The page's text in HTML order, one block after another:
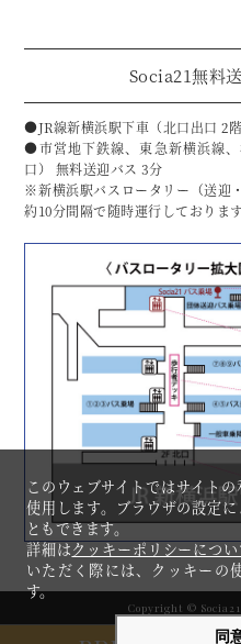
Socia21無料
●JR線新横浜駅下車（北口出口 2
●市営地下鉄線、東急新横浜線
口） 無料送迎バス 3分
※新横浜駅バスロータリー（送迎
約10分間隔で随時運行しております
Copyright ©
このウェブサイトではサイト
使用します。ブラウザの設定
ともできます。
詳細はクッキーポリシーにつ
いただく際には、クッキーの
す。
同